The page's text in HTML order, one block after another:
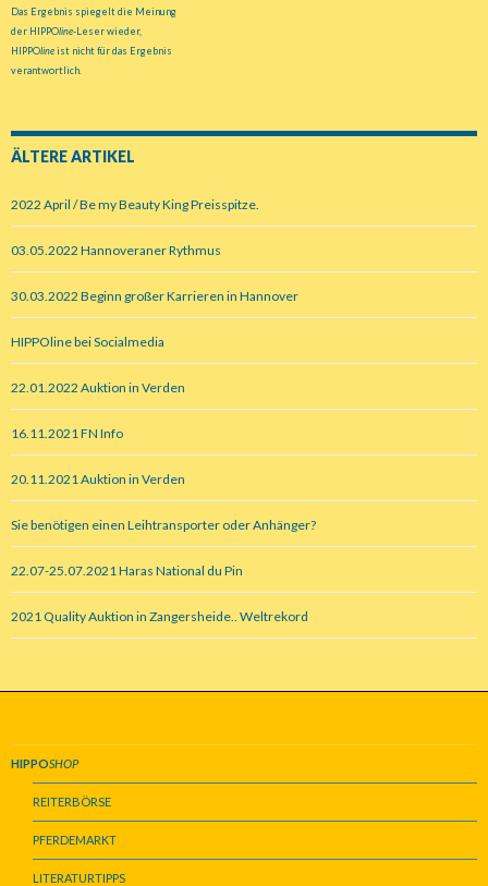
Das Ergebnis spiegelt die Meinung
der HIPPOline-Leser wieder,
HIPPOlineist nicht für das Ergebnis
verantwortlich.
ÄLTERE ARTIKEL
2022 April / Be my Beauty King Preisspitze.
03.05.2022 Hannoveraner Rythmus
30.03.2022 Beginn großer Karrieren in Hannover
HIPPOline bei Socialmedia
22.01.2022 Auktion in Verden
16.11.2021 FN Info
20.11.2021 Auktion in Verden
Sie benötigen einen Leihtransporter oder Anhänger?
22.07-25.07.2021 Haras National du Pin
2021 Quality Auktion in Zangersheide.. Weltrekord
HIPPOSHOP
REITERBÖRSE
PFERDEMARKT
LITERATURTIPPS